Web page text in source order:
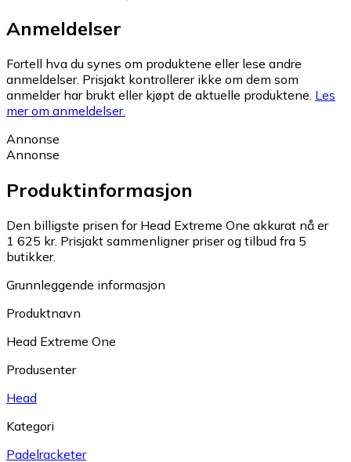
Anmeldelser
Fortell hva du synes om produktene eller lese andre
anmeldelser. Prisjakt kontrollerer ikke om dem som
anmelder har brukt eller kjøpt de aktuelle produktene. Les
mer om anmeldelser.
Annonse
Annonse
Produktinformasjon
Den billigste prisen for Head Extreme One akkurat nå er
1 625 kr. Prisjakt sammenligner priser og tilbud fra 5
butikker.
Grunnleggende informasjon
Produktnavn
Head Extreme One
Produsenter
Head
Kategori
Padelracketer